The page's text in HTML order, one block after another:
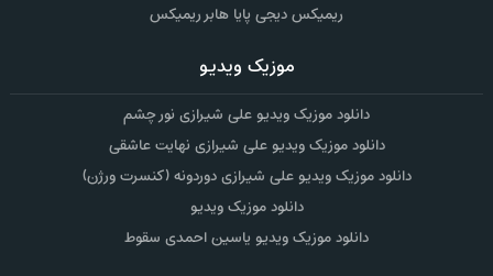
ریمیکس دیجی پایا هابر ریمیکس
موزیک ویدیو
دانلود موزیک ویدیو علی شیرازی نور چشم
دانلود موزیک ویدیو علی شیرازی نهایت عاشقی
دانلود موزیک ویدیو علی شیرازی دوردونه (کنسرت ورژن)
دانلود موزیک ویدیو
دانلود موزیک ویدیو یاسین احمدی سقوط